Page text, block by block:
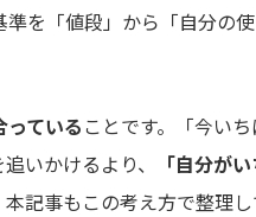
を「値段」から「自分の
ている ことです。「今い
いかけるより、
「自分が
記事もこの考え方で整理し